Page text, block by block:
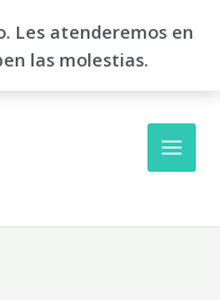
Les atenderemos en
las molestias.